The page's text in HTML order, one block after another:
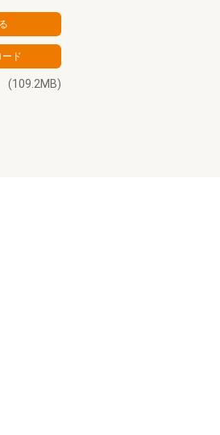
(109.2MB)